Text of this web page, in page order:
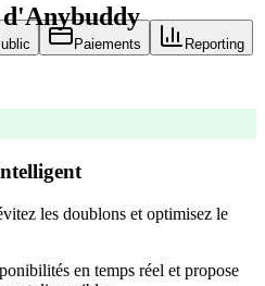
Paiements Reporting
les doublons et optimisez le
en temps réel et propose